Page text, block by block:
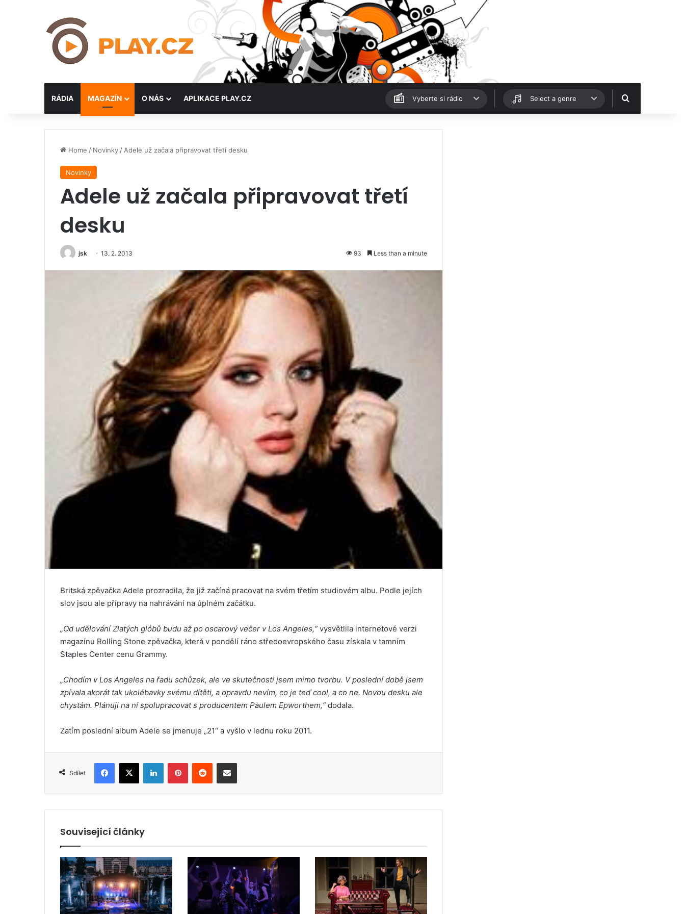
RÁDIA MAGAZÍN O NÁS APLIKACE PLAY.CZ Vyberte si rádio Select a genre Hledat
Home / Novinky / Adele už začala připravovat třetí desku
Novinky
Adele už začala připravovat třetí
desku
jsk 13. 2. 2013 93 Less than a minute
Britská zpěvačka Adele prozradila, že již začíná pracovat na svém třetím studiovém albu. Podle jejích
slov jsou ale přípravy na nahrávání na úplném začátku.
„Od udělování Zlatých glóbů budu až po oscarový večer v Los Angeles,“vysvětlila internetové verzi
magazínu Rolling Stone zpěvačka, která v pondělí ráno středoevropského času získala v tamním
Staples Center cenu Grammy.
„Chodím v Los Angeles na řadu schůzek, ale ve skutečnosti jsem mimo tvorbu. V poslední době jsem
zpívala akorát tak ukolébavky svému dítěti, a opravdu nevím, co je teď cool, a co ne. Novou desku ale
chystám. Plánuji na ní spolupracovat s producentem Paulem Epworthem,“dodala.
Zatím poslední album Adele se jmenuje „21“ a vyšlo v lednu roku 2011.
Sdílet
Související články